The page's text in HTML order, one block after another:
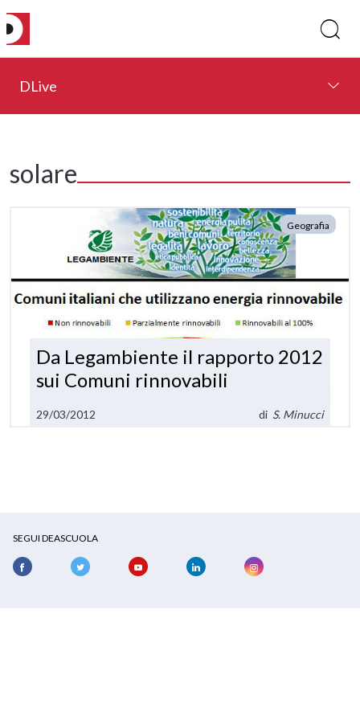
DLive
solare
Geografia
Da Legambiente il rapporto 2012
sui Comuni rinnovabili
29/03/2012 di S. Minucci
SEGUI DEASCUOLA